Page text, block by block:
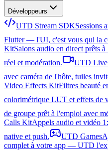
Développeurs
UTD Stream SDKSessions
Flutter — l'UI, c'est vous qui la
KitSalons audio en direct prêts
réel et modération.
UTD
avec caméra de l'hôte, tuiles
Video Effects KitFiltres beauté
colorimétrique LUT et effets de
de groupe prêt à l'emploi avec
Calls KitAppels audio et vidéo
native et push.
UTD Games
complet à votre app — UTD